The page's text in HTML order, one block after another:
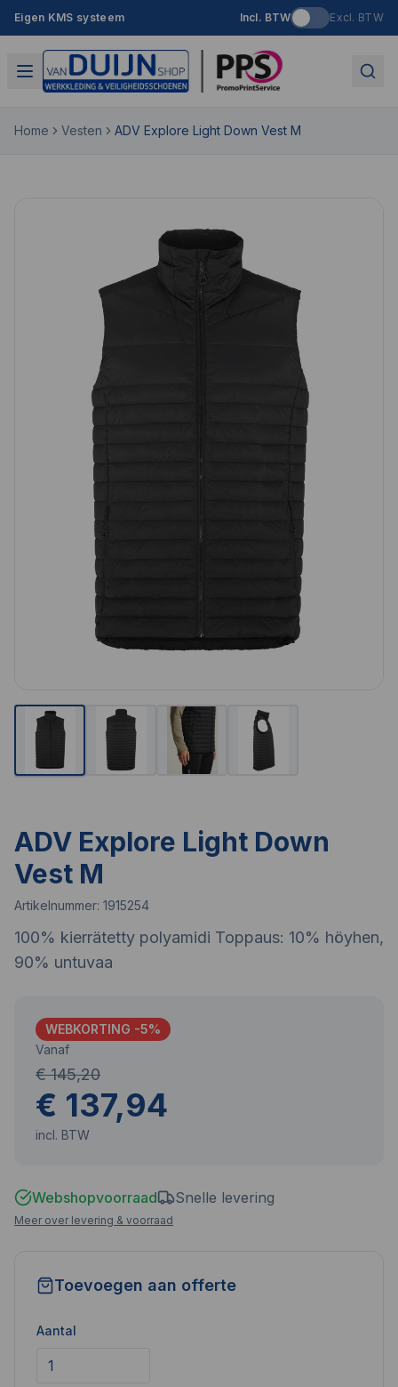
Eigen KMS systeem Incl. BTW Excl. BTW
Home Vesten ADV Explore Light Down Vest M
ADV Explore Light Down
Vest M
Artikelnummer: 1915254
100% kierrätetty polyamidi Toppaus: 10% höyhen,
90% untuvaa
WEBKORTING -5%
Vanaf
€ 145,20
€ 137,94
incl. BTW
Webshopvoorraad Snelle levering
Meer over levering & voorraad
Toevoegen aan offerte
Aantal